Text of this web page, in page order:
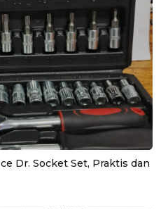
Dr. Socket Set, Praktis dan